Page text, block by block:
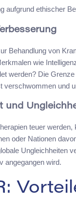
aufgrund ethischer
Behandlung von
wie
werden? Die
verschwommen und
und
teuer werden,
oder Nationen
Ungleichheiten
angegangen wird.